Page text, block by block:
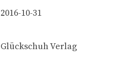
2016-10-31
Glückschuh Verlag